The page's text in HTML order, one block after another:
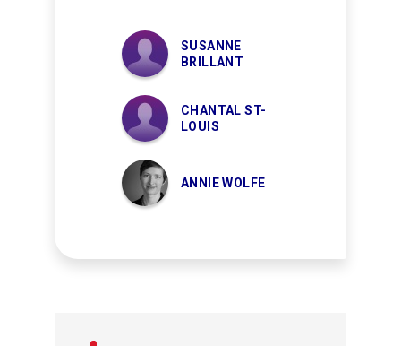
SUSANNE
BRILLANT
CHANTAL ST-
LOUIS
ANNIE WOLFE